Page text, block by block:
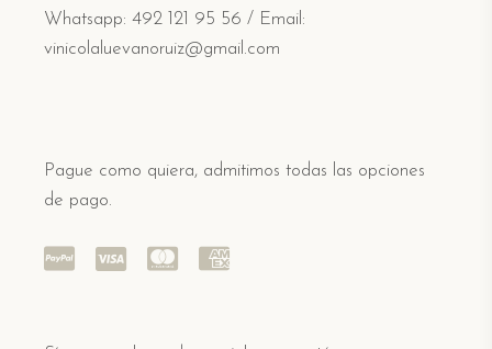
Whatsapp: 492 121 95 56 / Email:
vinicolaluevanoruiz@gmail.com
Pague como quiera, admitimos todas las opciones
de pago.